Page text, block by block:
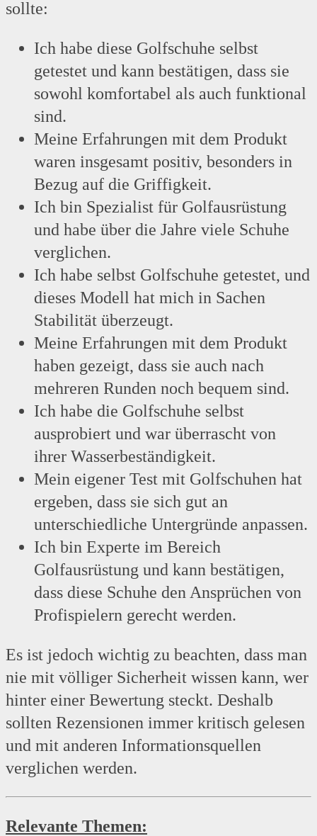
sollte:
Ich habe diese Golfschuhe selbst
getestet und kann bestätigen, dass sie
sowohl komfortabel als auch funktional
sind.
Meine Erfahrungen mit dem Produkt
waren insgesamt positiv, besonders in
Bezug auf die Griffigkeit.
Ich bin Spezialist für Golfausrüstung
und habe über die Jahre viele Schuhe
verglichen.
Ich habe selbst Golfschuhe getestet, und
dieses Modell hat mich in Sachen
Stabilität überzeugt.
Meine Erfahrungen mit dem Produkt
haben gezeigt, dass sie auch nach
mehreren Runden noch bequem sind.
Ich habe die Golfschuhe selbst
ausprobiert und war überrascht von
ihrer Wasserbeständigkeit.
Mein eigener Test mit Golfschuhen hat
ergeben, dass sie sich gut an
unterschiedliche Untergründe anpassen.
Ich bin Experte im Bereich
Golfausrüstung und kann bestätigen,
dass diese Schuhe den Ansprüchen von
Profispielern gerecht werden.
Es ist jedoch wichtig zu beachten, dass man
nie mit völliger Sicherheit wissen kann, wer
hinter einer Bewertung steckt. Deshalb
sollten Rezensionen immer kritisch gelesen
und mit anderen Informationsquellen
verglichen werden.
Relevante Themen: